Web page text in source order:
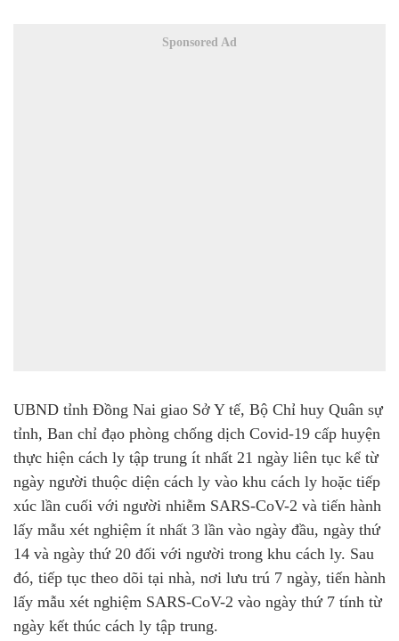
Sponsored Ad
UBND tỉnh Đồng Nai giao Sở Y tế, Bộ Chỉ huy Quân sự
tỉnh, Ban chỉ đạo phòng chống dịch Covid-19 cấp huyện
thực hiện cách ly tập trung ít nhất 21 ngày liên tục kể từ
ngày người thuộc diện cách ly vào khu cách ly hoặc tiếp
xúc lần cuối với người nhiễm SARS-CoV-2 và tiến hành
lấy mẫu xét nghiệm ít nhất 3 lần vào ngày đầu, ngày thứ
14 và ngày thứ 20 đối với người trong khu cách ly. Sau
đó, tiếp tục theo dõi tại nhà, nơi lưu trú 7 ngày, tiến hành
lấy mẫu xét nghiệm SARS-CoV-2 vào ngày thứ 7 tính từ
ngày kết thúc cách ly tập trung.